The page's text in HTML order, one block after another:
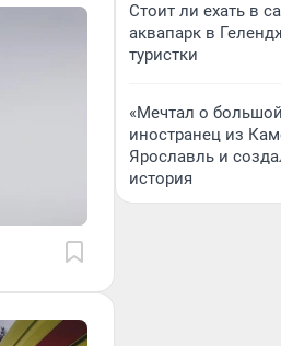
Стоит ли ехать в
аквапарк в
туристки
«Мечтал о
иностранец из
Ярославль и
история